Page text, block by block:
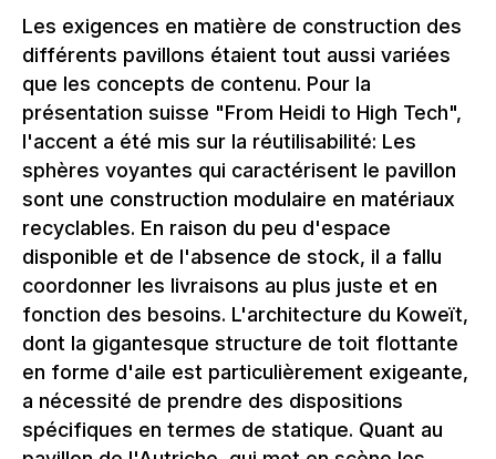
Les exigences en matière de construction des
différents pavillons étaient tout aussi variées
que les concepts de contenu. Pour la
présentation suisse "From Heidi to High Tech",
l'accent a été mis sur la réutilisabilité: Les
sphères voyantes qui caractérisent le pavillon
sont une construction modulaire en matériaux
recyclables. En raison du peu d'espace
disponible et de l'absence de stock, il a fallu
coordonner les livraisons au plus juste et en
fonction des besoins. L'architecture du Koweït,
dont la gigantesque structure de toit flottante
en forme d'aile est particulièrement exigeante,
a nécessité de prendre des dispositions
spécifiques en termes de statique. Quant au